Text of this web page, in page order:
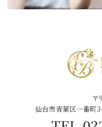
〒
仙台市青葉区一番町